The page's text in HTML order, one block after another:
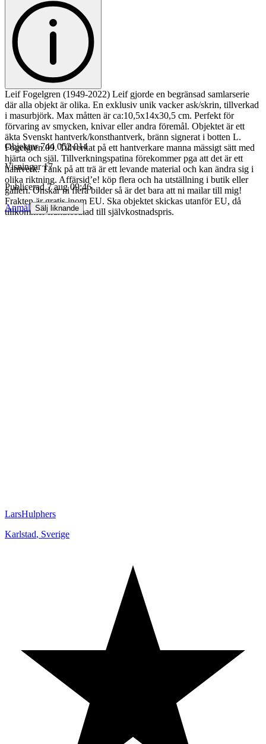
Leif Fogelgren (1949-2022) Leif gjorde en begränsad samlarserie
där alla objekt är olika. En exklusiv unik vacker ask/skrin, tillverkad
i masurbjörk. Max måtten är ca:10,5x14x30,5 cm. Perfekt för
förvaring av smycken, knivar eller andra föremål. Objektet är ett
äkta Svenskt hantverk/konsthantverk, bränn signerat i botten L.
Fogelgren.09. Tillverkat på ett hantverkare manna mässigt sätt med
hjärta och själ. Tillverkningspatina förekommer pga att det är ett
hantverk. Tänk på att trä är ett levande material och kan ändra sig i
olika riktning. Affärsid’e! köp flera och ha utställning i butik eller
galleri. Önskar ni flera bilder så är det bara att ni mailar till mig!
Frakten är gratis inom EU. Ska objektet skickas utanför EU, då
tillkommer fraktkostnad till självkostnadspris.
Objektnr 744 052 014
Visningar 17
Publicerad 7 aug 09:46
Anmäl Sälj liknande
LarsHulphers
Karlstad, Sverige